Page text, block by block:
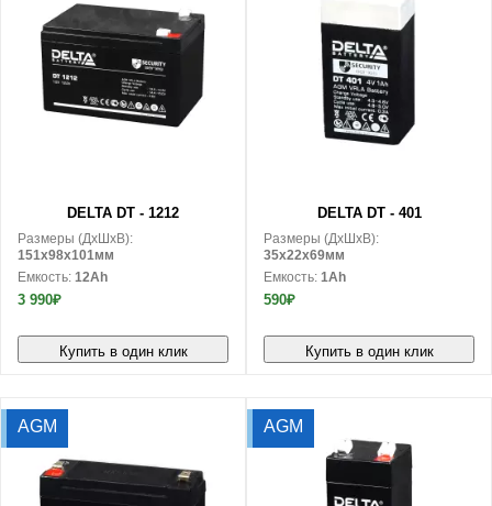
DELTA DT - 1212
Размеры (ДxШxВ):
151x98x101мм
Емкость: 12Ah
3 990₽
Купить в один клик
DELTA DT - 401
Размеры (ДxШxВ):
35x22x69мм
Емкость: 1Ah
590₽
Купить в один клик
AGM AGM